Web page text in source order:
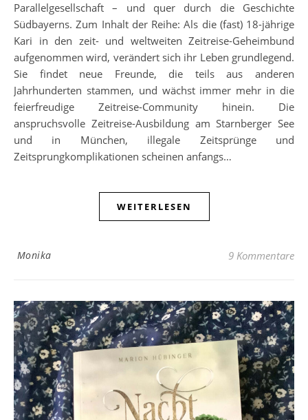
Parallelgesellschaft – und quer durch die Geschichte
Südbayerns. Zum Inhalt der Reihe: Als die (fast) 18-jährige
Kari in den zeit- und weltweiten Zeitreise-Geheimbund
aufgenommen wird, verändert sich ihr Leben grundlegend.
Sie findet neue Freunde, die teils aus anderen
Jahrhunderten stammen, und wächst immer mehr in die
feierfreudige Zeitreise-Community hinein. Die
anspruchsvolle Zeitreise-Ausbildung am Starnberger See
und in München, illegale Zeitsprünge und
Zeitsprungkomplikationen scheinen anfangs…
WEITERLESEN
Monika 9 Kommentare